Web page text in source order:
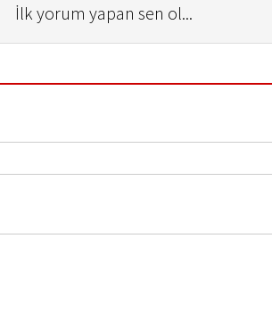
İlk yorum yapan sen ol...